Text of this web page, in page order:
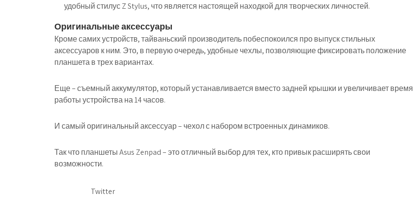
удобный стилус Z Stylus, что является настоящей находкой для творческих личностей.
Оригинальные аксессуары
Кроме самих устройств, тайваньский производитель побеспокоился про выпуск стильных
аксессуаров к ним. Это, в первую очередь, удобные чехлы, позволяющие фиксировать положение
планшета в трех вариантах.
Еще – съемный аккумулятор, который устанавливается вместо задней крышки и увеличивает время
работы устройства на 14 часов.
И самый оригинальный аксессуар – чехол с набором встроенных динамиков.
Так что планшеты Asus Zenpad – это отличный выбор для тех, кто привык расширять свои
возможности.
Twitter